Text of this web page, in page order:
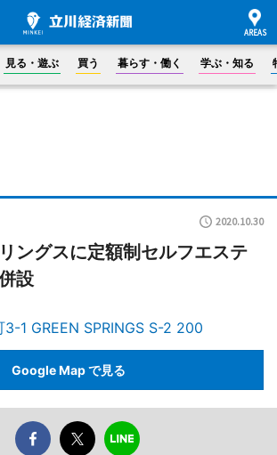
見る・遊ぶ 買う 暮らす・働く 学ぶ・知る
2020.10.30
ングスに定額制セルフエステ
設
1 GREEN SPRINGS S-2 200
Google Map で見る